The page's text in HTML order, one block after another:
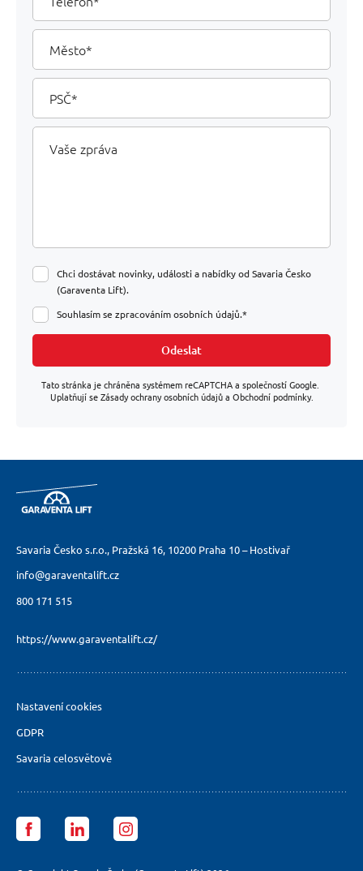
Město
PSČ
Vaše
zpráva
Chci dostávat novinky, události a nabídky od Savaria Česko
(Garaventa Lift).
Souhlasím se zpracováním osobních údajů.*
Odeslat
Tato stránka je chráněna systémem reCAPTCHA a společností Google.
Uplatňují se Zásady ochrany osobních údajů a Obchodní podmínky.
Savaria Česko s.r.o., Pražská 16, 10200 Praha 10 – Hostivař
info@garaventalift.cz
800 171 515
https://www.garaventalift.cz/
Nastavení cookies
GDPR
Savaria celosvětově
Garaventa
Lift
Garaventa
Lift
LinkedIn
Garaventa
Lift